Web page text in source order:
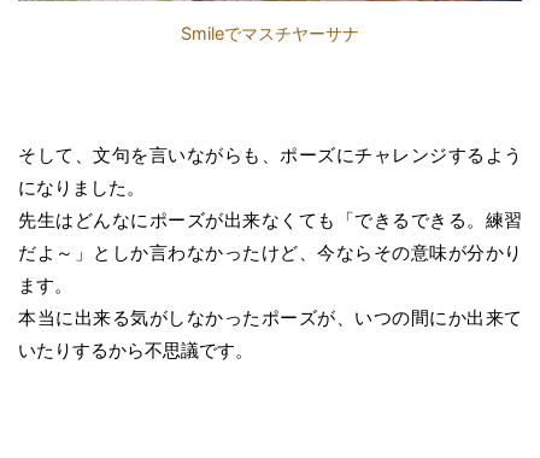
Smileでマスチヤーサナ
そして、文句を言いながらも、ポーズにチャレンジするよう
になりました。
先生はどんなにポーズが出来なくても「できるできる。練習
だよ～」としか言わなかったけど、今ならその意味が分かり
ます。
本当に出来る気がしなかったポーズが、いつの間にか出来て
いたりするから不思議です。